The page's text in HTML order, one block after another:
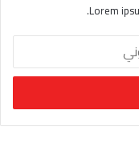
Lorem